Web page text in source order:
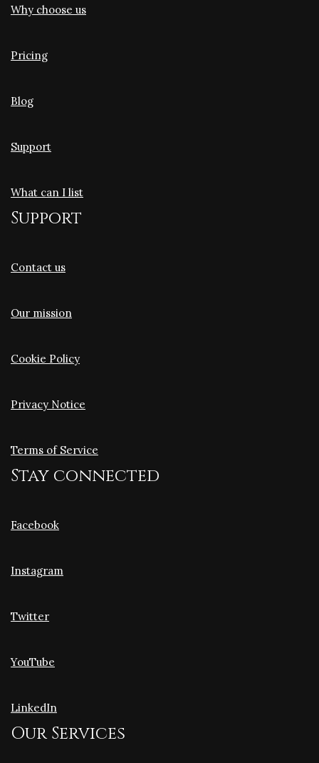
Why choose us
Pricing
Blog
Support
What can I list
Support
Contact us
Our mission
Cookie Policy
Privacy Notice
Terms of Service
Stay connected
Facebook
Instagram
Twitter
YouTube
LinkedIn
Our Services